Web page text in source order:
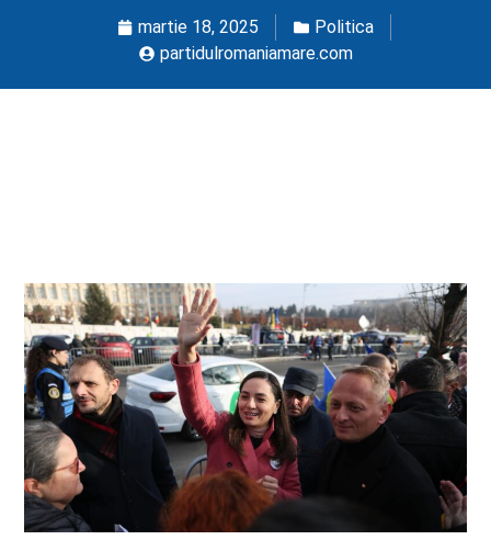
martie 18, 2025
Politica
partidulromaniamare.com